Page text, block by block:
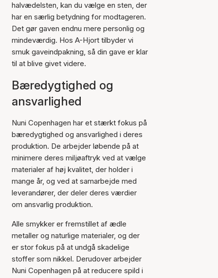
halvædelsten, kan du vælge en sten, der
har en særlig betydning for modtageren.
Det gør gaven endnu mere personlig og
mindeværdig. Hos A-Hjort tilbyder vi
smuk gaveindpakning, så din gave er klar
til at blive givet videre.
Bæredygtighed og
ansvarlighed
Nuni Copenhagen har et stærkt fokus på
bæredygtighed og ansvarlighed i deres
produktion. De arbejder løbende på at
minimere deres miljøaftryk ved at vælge
materialer af høj kvalitet, der holder i
mange år, og ved at samarbejde med
leverandører, der deler deres værdier
om ansvarlig produktion.
Alle smykker er fremstillet af ædle
metaller og naturlige materialer, og der
er stor fokus på at undgå skadelige
stoffer som nikkel. Derudover arbejder
Nuni Copenhagen på at reducere spild i